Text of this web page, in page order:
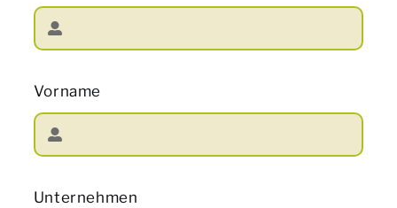
Vorname
Unternehmen